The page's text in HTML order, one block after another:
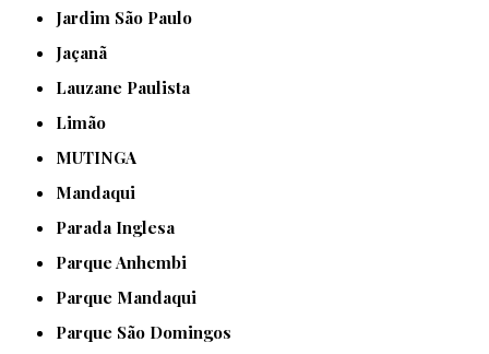
Jardim São Paulo
Jaçanã
Lauzane Paulista
Limão
MUTINGA
Mandaqui
Parada Inglesa
Parque Anhembi
Parque Mandaqui
Parque São Domingos